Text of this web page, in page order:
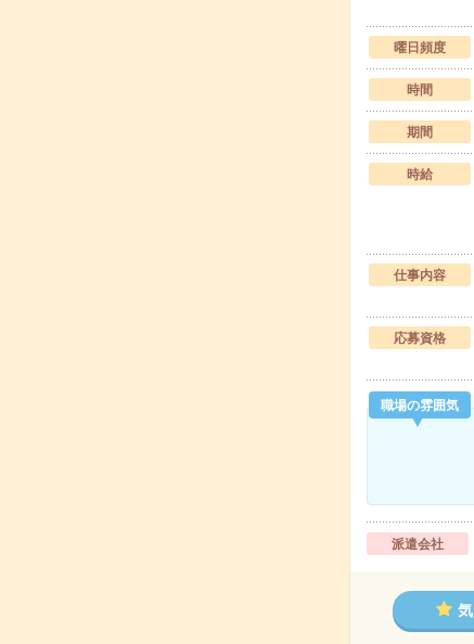
曜日頻度
時間
期間
時給
仕事内容
応募資格
職場の雰囲気
派遣会社